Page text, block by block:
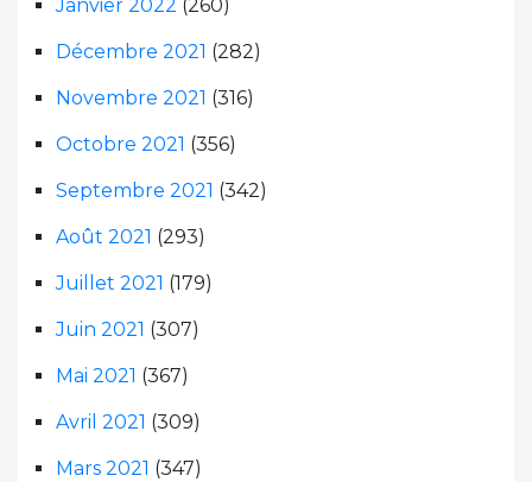
Janvier 2022 (260)
Décembre 2021 (282)
Novembre 2021 (316)
Octobre 2021 (356)
Septembre 2021 (342)
Août 2021 (293)
Juillet 2021 (179)
Juin 2021 (307)
Mai 2021 (367)
Avril 2021 (309)
Mars 2021 (347)